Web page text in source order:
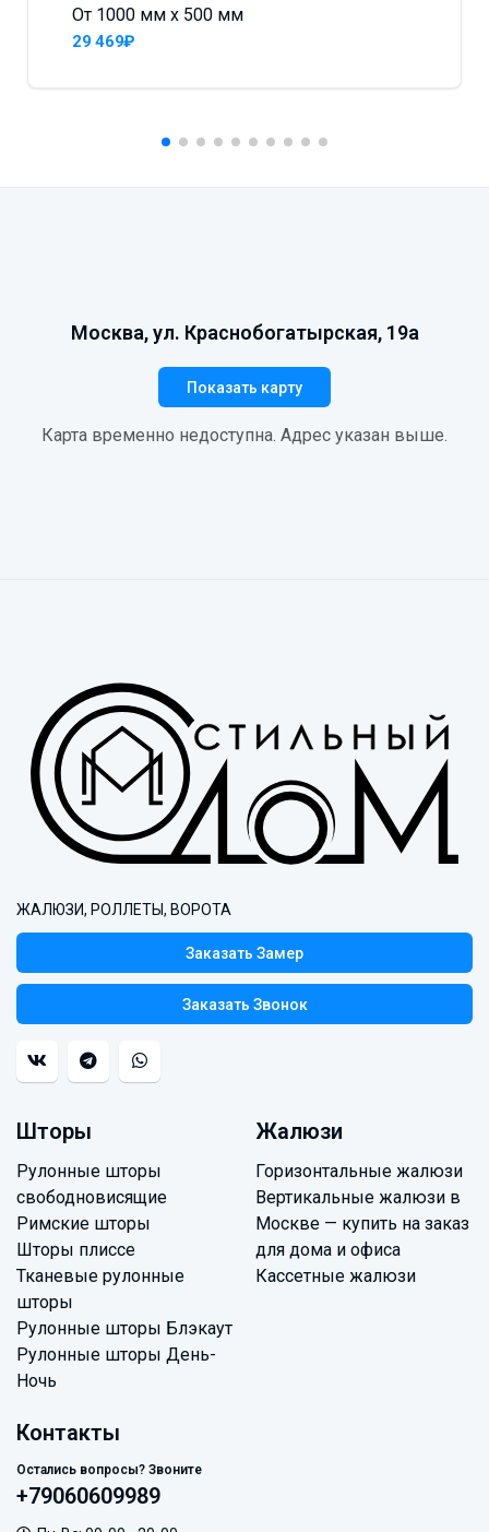
От 1000 мм x 500 мм
29 469₽
Москва, ул. Краснобогатырская, 19а
Показать карту
Карта временно недоступна. Адрес указан выше.
ЖАЛЮЗИ, РОЛЛЕТЫ, ВОРОТА
Заказать Замер
Заказать Звонок
Шторы
Рулонные шторы
свободновисящие
Римские шторы
Шторы плиссе
Тканевые рулонные
шторы
Рулонные шторы Блэкаут
Рулонные шторы День-
Ночь
Жалюзи
Горизонтальные жалюзи
Вертикальные жалюзи в
Москве — купить на заказ
для дома и офиса
Кассетные жалюзи
Контакты
Остались вопросы? Звоните
+79060609989